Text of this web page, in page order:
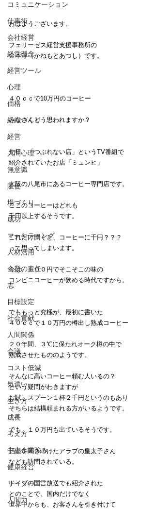
コミュニケーション
仕事術
会社経営
経営理念
経営ツール
心理
価格
組織づくり
経営
人間心理
無意識
販促
場づくり
成功
マーケティング
人材活用
企業の責任
志
目標設定
社会貢献
人間関係
会議
コスト低減
気遣い
生き方
成長
考え方
中小企業強み
健康経営
リーダー
人間力
おはようございます。
フェリーゼス経営支援事務所の
金本淳（かねもとあつし）です。
４０ｃｃで10万円のコーヒー
みなさんどう思われますか？
先日、「つぶれない店」というTV番組で
紹介されていたお店「ミュンヒ」
大阪の八尾市にあるコーヒー専門店です。
ここのコーヒーはどれも
千円以上するそうです。
これだけ聞くと、コーヒーに千円？？？
って思ってしまいます。
今は、１００円でそこそこの味の
コンビニコーヒーが飲める時代ですから。
でももっと究極が、最初に書いた
４０ｃｃで１０万円の樽出し熟成コーヒー
２０年間、３℃に保たれオーク樽の中で
熟成させたもののようです。
そんなに高いコーヒー頼む人いるの？
という疑問がわきますが
お試しスプーン１杯２千円というのもあり
そちらは結構頼まれる方がいるようです。
でも、１０万円も出ているそうです。
話題を聞きつけたアラブの皇太子さん
なども訪問されている。
ドイツの国営放送でも紹介された
とのことで、国内だけでなく
世界中からも、お客さんを引き付けて